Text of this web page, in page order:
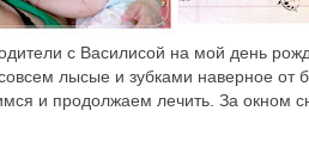
с Василисой на мой день
лысые и зубками наверное
и продолжаем лечить. За окном